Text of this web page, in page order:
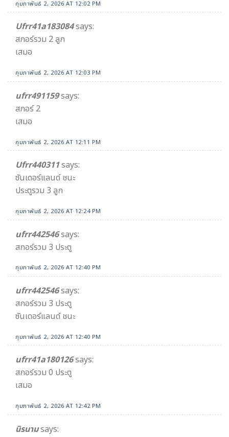
กุมภาพันธ์ 2, 2026 AT 12:02 PM
Ufrr41a183084says:
สกอร์รวม 2 ลูก
เสมอ
กุมภาพันธ์ 2, 2026 AT 12:03 PM
ufrr491159says:
สกอร์ 2
เสมอ
กุมภาพันธ์ 2, 2026 AT 12:11 PM
Ufrr440311says:
ซันเดอร์แลนด์ ชนะ
ประตูรวม 3 ลูก
กุมภาพันธ์ 2, 2026 AT 12:24 PM
ufrr442546says:
สกอร์รวม 3 ประตู
กุมภาพันธ์ 2, 2026 AT 12:40 PM
ufrr442546says:
สกอร์รวม 3 ประตู
ซันเดอร์แลนด์ ชนะ
กุมภาพันธ์ 2, 2026 AT 12:40 PM
ufrr41a180126says:
สกอร์รวม 0 ประตู
เสมอ
กุมภาพันธ์ 2, 2026 AT 12:42 PM
นิรนามsays: